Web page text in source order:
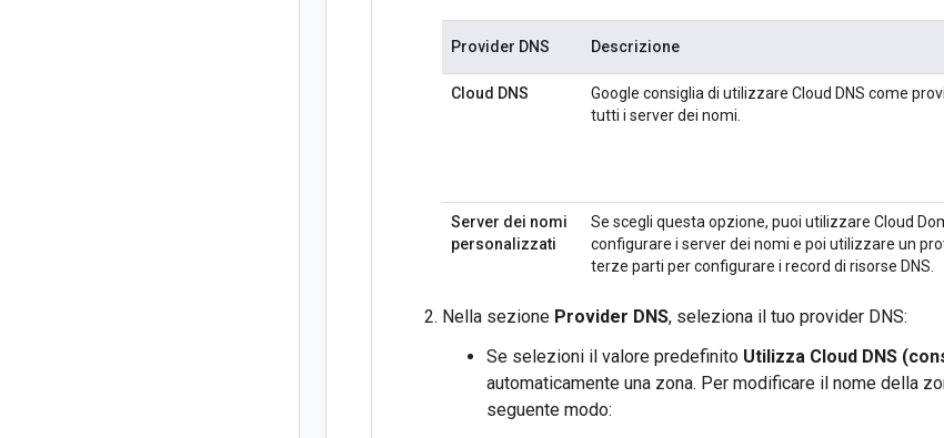
Provider DNS Descrizione
Cloud DNS
Google consiglia di utilizzare Cloud DNS come
tutti i server dei nomi.
Server dei nomi
personalizzati
Se scegli questa opzione, puoi utilizzare Cloud
configurare i server dei nomi e poi utilizzare un
terze parti per configurare i record di risorse DNS.
Nella sezione Provider DNS, seleziona il tuo provider DNS:
Se selezioni il valore predefinito Utilizza Cloud DNS
automaticamente una zona. Per modificare il nome della
seguente modo: